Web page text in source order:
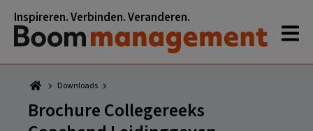
naar
hoofdnavigatie
naar
hoofd
inhoud
naar
voettekst
Inspireren. Verbinden. Veranderen.
Downloads
Brochure Collegereeks